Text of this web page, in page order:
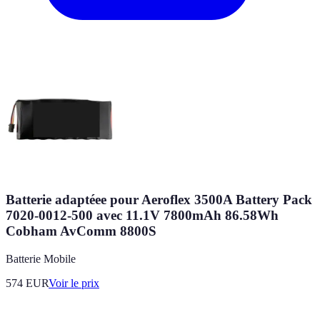
Batterie adaptéee pour Aeroflex 3500A Battery Pack
7020-0012-500 avec 11.1V 7800mAh 86.58Wh
Cobham AvComm 8800S
Batterie Mobile
574 EURVoir le prix